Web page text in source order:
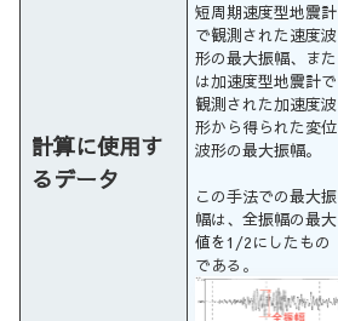
計算に使用す
るデータ
短周期速度型地震計
で観測された速度波
形の最大振幅、また
は加速度型地震計で
観測された加速度波
形から得られた変位
波形の最大振幅。
この手法での最大振
幅は、全振幅の最大
値を1/2にしたもの
である。